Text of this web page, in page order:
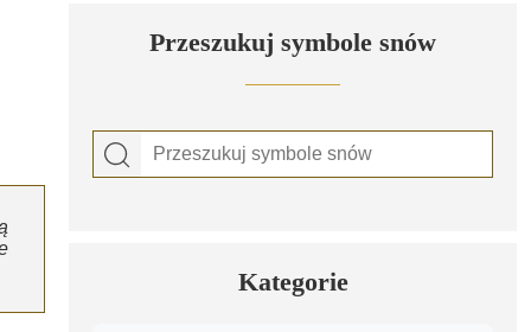
Przeszukuj symbole snów
Kategorie